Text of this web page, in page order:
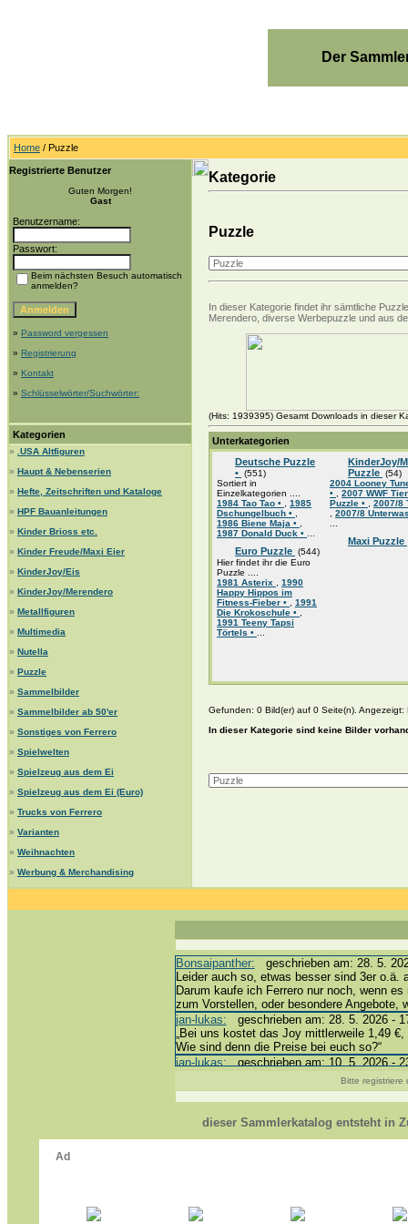
Der
Home / Puzzle
Registrierte Benutzer
Guten Morgen!
Gast
Benutzername:
Passwort:
Beim nächsten Besuch automatisch
anmelden?
» Password vergessen
» Registrierung
» Kontakt
» Schlüsselwörter/Suchwörter:
Kategorien
»
.USA Altfiguren
» Haupt & Nebenserien
» Hefte, Zeitschriften und Kataloge
» HPF Bauanleitungen
» Kinder Brioss etc.
» Kinder Freude/Maxi Eier
» KinderJoy/Eis
» KinderJoy/Merendero
» Metallfiguren
» Multimedia
» Nutella
» Puzzle
» Sammelbilder
» Sammelbilder ab 50'er
» Sonstiges von Ferrero
» Spielwelten
» Spielzeug aus dem Ei
» Spielzeug aus dem Ei (Euro)
» Trucks von Ferrero
» Varianten
» Weihnachten
» Werbung & Merchandising
Kategorie
Puzzle
In dieser Kategorie findet ihr sämtliche
Merendero, diverse Werbepuzzle und aus
(Hits: 1939395) Gesamt Downloads in dieser
Unterkategorien
Deutsche Puzzle
• (551)
Sortiert in
Einzelkategorien ....
1984 Tao Tao •
1985
Dschungelbuch •
1986 Biene Maja •
1987 Donald Duck •
Euro Puzzle (544)
Hier findet ihr die Euro
Puzzle ....
1981 Asterix
1990
Happy Hippos im
Fitness-Fieber •
1991
Die Krokoschule •
1991 Teeny Tapsi
Törtels •
KinderJoy/
Puzzle (54)
2004 Looney
•
2007 WWF
Puzzle •
2007/8
2007/8
Maxi Puzzle
Gefunden: 0 Bild(er) auf 0 Seite(n). Angezeigt:
In dieser Kategorie sind keine Bilder
Bonsaipanther: geschrieben am: 28. 5.
Leider auch so, etwas besser sind 3er o.ä.
Darum kaufe ich Ferrero nur noch, wenn
zum Vorstellen, oder besondere Angebote,
jan-lukas: geschrieben am: 28. 5. 2026 -
„Bei uns kostet das Joy mittlerweile 1,49
Wie sind denn die Preise bei euch so?“
jan-lukas:geschrieben am: 10. 5. 2026 -
Bonsaipanther:geschrieben am: 10. 5.
@ Harald
https://www.ue-ei-portal-
Dein Enkel sollte zur Strafe die nächsten
jan-lukas:
geschrieben am: 29. 4. 2026 -
https://www.ferrero-
Bitte registriere
dieser Sammlerkatalog entsteht in